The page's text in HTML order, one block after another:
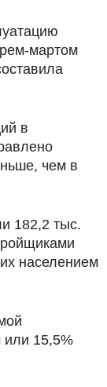
мартом
в
чем в
182,2 тыс.
населением
или 15,5%